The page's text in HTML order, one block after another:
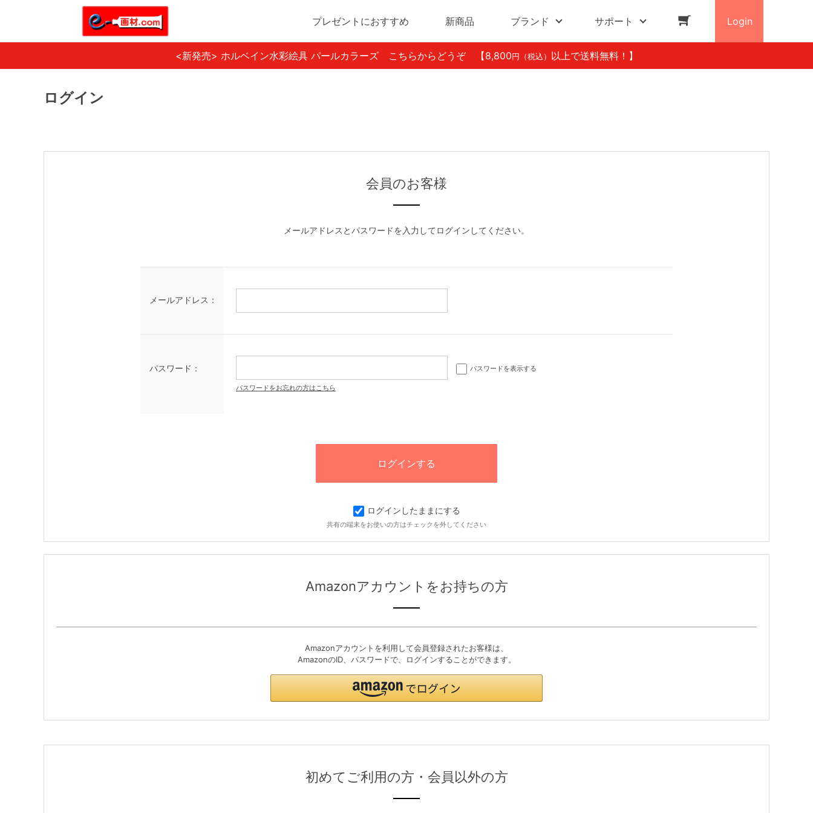
プレゼントにおすすめ 新商品 ブランド サポート Login
<新発売> ホルベイン水彩絵具 パールカラーズ こちらからどうぞ 【8,800 円（税込） 以上で送料無料！】
ログイン
会員のお客様
メールアドレスとパスワードを入力してログインしてください。
メールアドレス：
パスワード： パスワードを表示する
パスワードをお忘れの方はこちら
ログインしたままにする
共有の端末をお使いの方はチェックを外してください
Amazonアカウントをお持ちの方
Amazonアカウントを利用して会員登録されたお客様は、
AmazonのID、パスワードで、ログインすることができます。
初めてご利用の方・会員以外の方